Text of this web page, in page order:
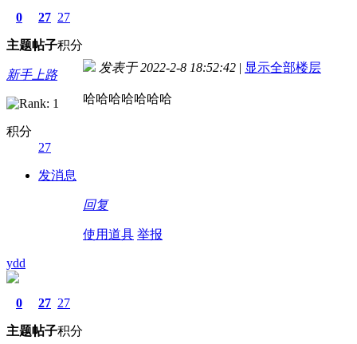
0
主题
27
帖子
27
积分
新手上路
积分
27
发消息
发表于 2022-2-8 18:52:42 | 显示全部楼层
哈哈哈哈哈哈哈
回复
使用道具 举报
ydd
0
主题
27
帖子
27
积分